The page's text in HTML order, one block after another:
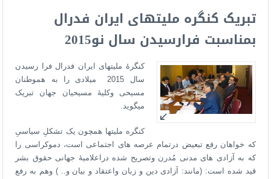
تبریک کنگره ملیتهای ایران فدرال
بمناسبت فرارسیدن سال نو2015
کنگرۀ ملیتهای ایران فدرال فرا رسیدن
سال 2015 میلادی را به هموطنان
مسیحی وکلیۀ مسیحیان جهان تبریک
میگوید.
کنگره ملیتها همچون یک تشکلِ سیاسیِ
که خواهان رفع تبعیض درتمام عرصه های اجتماعی است، دموکراسی را
که به آزادی های مدنی مُدرن وتصریح شده دراعلامیۀ جهانی حقوق بشر
قید شده است: (مانند: آزادی دین و زبان واعتقاد و بیان و.. ) وهم به رفع